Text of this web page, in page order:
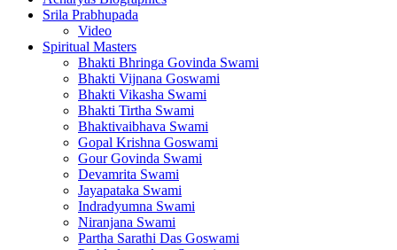
Srila Prabhupada
Video
Spiritual Masters
Bhakti Bhringa Govinda Swami
Bhakti Vijnana Goswami
Bhakti Vikasha Swami
Bhakti Tirtha Swami
Bhaktivaibhava Swami
Gopal Krishna Goswami
Gour Govinda Swami
Devamrita Swami
Jayapataka Swami
Indradyumna Swami
Niranjana Swami
Partha Sarathi Das Goswami